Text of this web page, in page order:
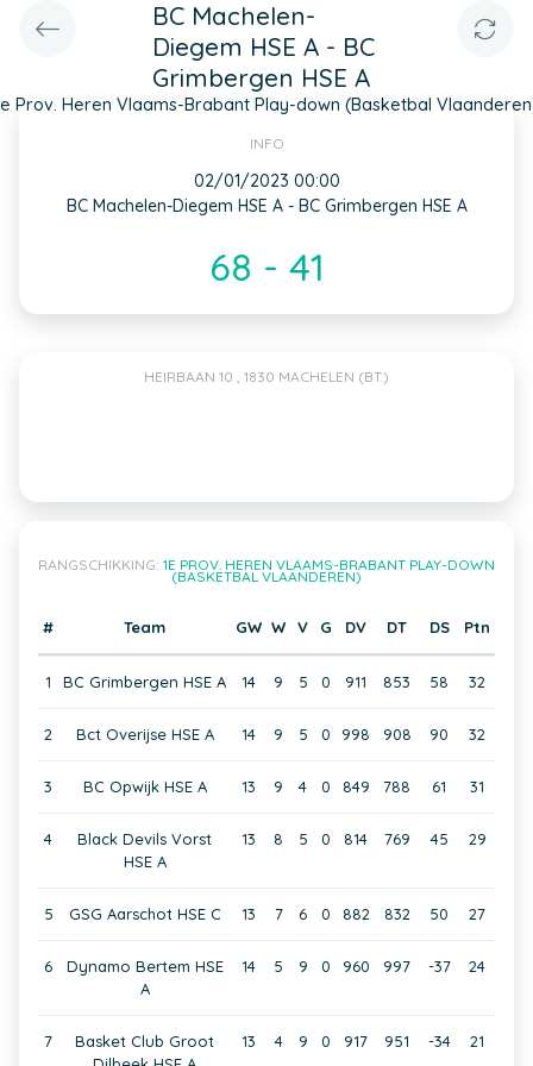
BC Machelen-
Diegem HSE A - BC
Grimbergen HSE A
Prov. Heren Vlaams-Brabant Play-down (Basketbal
INFO
02/01/2023 00:00
BC Machelen-Diegem HSE A - BC Grimbergen HSE A
68 - 41
HEIRBAAN 10 , 1830 MACHELEN (BT.)
RANGSCHIKKING: 1E PROV. HEREN VLAAMS-BRABANT PLAY-DOWN
(BASKETBAL VLAANDEREN)
# Team GW W V G DV DT DS Ptn
1 BC Grimbergen HSE A 14 9 5 0 911 853 58 32
2 Bct Overijse HSE A 14 9 5 0 998 908 90 32
3 BC Opwijk HSE A 13 9 4 0 849 788 61 31
4
Black Devils Vorst
HSE A
13 8 5 0 814 769 45 29
5 GSG Aarschot HSE C 13 7 6 0 882 832 50 27
6
Dynamo Bertem HSE
A
14 5 9 0 960 997 -37 24
7
Basket Club Groot
13 4 9 0 917 951 -34 21